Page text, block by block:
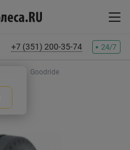
+7 (351) 200-35-74 24/7
Goodride